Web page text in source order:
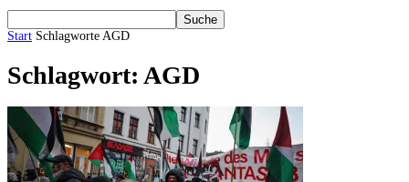
Start Schlagworte AGD
Schlagwort: AGD